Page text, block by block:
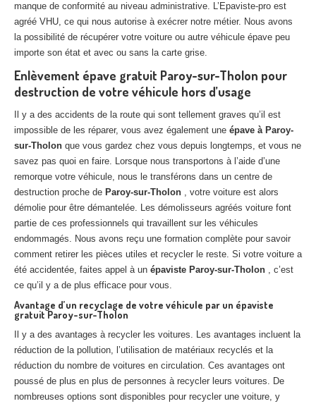
Centreagréé VHU 91 : casse auto avec destruction
Centreagréé VHU 92 : casse auto avec destruction
agréé VHU 93 : casse auto avec destruction
Centreagréé VHU 94 : casse auto avec destruction
Centre agréé VHU 95 : casse auto avec destruction
DOCUMENTS À JOINDRE
RACHAT VÉHICULES
CONTACT
01 83 64 20 40
manque de conformité au niveau administrative. L’Epaviste-pro est
agréé VHU, ce qui nous autorise à exécrer notre métier. Nous avons
la possibilité de récupérer votre voiture ou autre véhicule épave peu
importe son état et avec ou sans la carte grise.
Enlèvement épave gratuit Paroy-sur-Tholon pour
destruction de votre véhicule hors d’usage
Il y a des accidents de la route qui sont tellement graves qu’il est
impossible de les réparer, vous avez également une épave à Paroy-
sur-Tholon que vous gardez chez vous depuis longtemps, et vous ne
savez pas quoi en faire. Lorsque nous transportons à l’aide d’une
remorque votre véhicule, nous le transférons dans un centre de
destruction proche de Paroy-sur-Tholon , votre voiture est alors
démolie pour être démantelée. Les démolisseurs agréés voiture font
partie de ces professionnels qui travaillent sur les véhicules
endommagés. Nous avons reçu une formation complète pour savoir
comment retirer les pièces utiles et recycler le reste. Si votre voiture a
été accidentée, faites appel à un épaviste Paroy-sur-Tholon , c’est
ce qu’il y a de plus efficace pour vous.
Avantage d’un recyclage de votre véhicule par un épaviste
gratuit Paroy-sur-Tholon
Il y a des avantages à recycler les voitures. Les avantages incluent la
réduction de la pollution, l’utilisation de matériaux recyclés et la
réduction du nombre de voitures en circulation. Ces avantages ont
poussé de plus en plus de personnes à recycler leurs voitures. De
nombreuses options sont disponibles pour recycler une voiture, y